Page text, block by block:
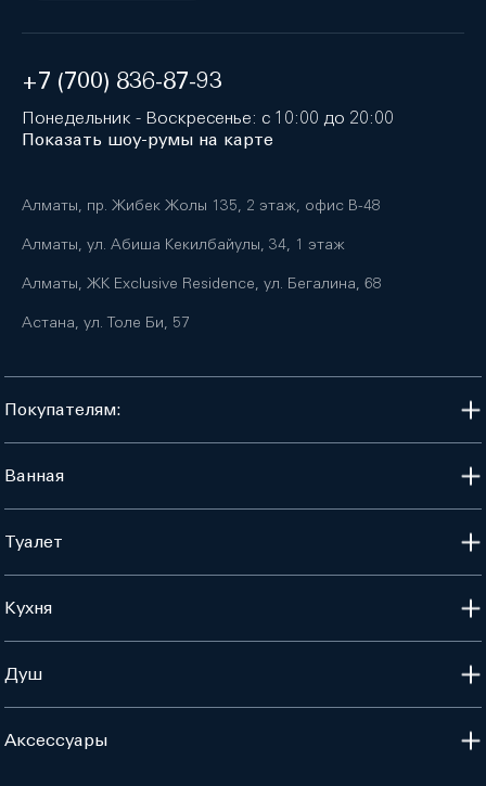
+7 (700) 836-87-93
Понедельник - Воскресенье: с 10:00 до 20:00
Показать шоу-румы на карте
Алматы, пр. Жибек Жолы 135, 2 этаж, офис B-48
Алматы, ул. Абиша Кекилбайулы, 34, 1 этаж
Алматы, ЖК Exclusive Residence, ул. Бегалина, 68
Астана, ул. Толе Би, 57
Покупателям:
Ванная
Туалет
Кухня
Душ
Аксессуары